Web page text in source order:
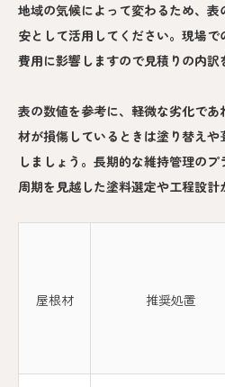
地域の気候によって変わるため、表
安として活用してください。現場
費用に影響しますので見積りの内訳
表の数値を参考に、軽微な劣化で
材が損傷しているときは塗り替え
しましょう。長期的な維持管理の
周期を見越した塗料選定や工程設計
屋根材 推奨処置